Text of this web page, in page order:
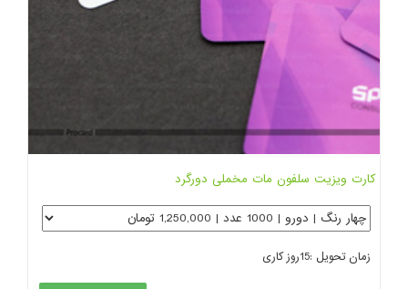
کارت ویزیت سلفون مات مخملی دورگرد
زمان تحویل :15روز کاری